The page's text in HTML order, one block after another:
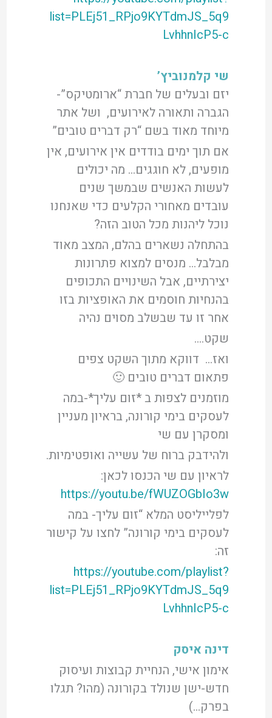
list=PLEj51_RPjo9KYTdmJS_5q9
LvhhnIcP5-c
שי קלמנוביץ’
יזם ובעלים של חברת “ארומטיקס”-
הגברה ותאורה לאירועים, ושל אתר
מיוחד מאוד בשם “רק דברים טובים”
אם תוך ימים בודדים אין אירועים, אין
מופעים, לא חוגגים… מה יכולים
לעשות האנשים שבמשך שנים
עובדים מאחורי הקלעים כדי שאנחנו
נוכל ליהנות מכל הטוב הזה?
בהתחלה נשארים בהלם, המצב מאוד
מבלבל… מנסים למצוא פתרונות
יצירתיים, אבל השינויים התכופים
בהנחיות חוסמים את האופציות בזו
אחר זו עד שבשלב מסוים נהיה
שקט….
ואז… דווקא מתוך השקט צפים
פתאום דברים טובים 🙂
מוזמנים לצפות ב *זום עליך*-במה
לעסקים בימי קורונה, בראיון מעניין
ומסקרן עם שי
ולהידבק ברוח של עשייה ואופטימיות.
לראיון עם שי הכנסו לכאן:
https://youtu.be/fWUZOGbIo3w
לפלייליסט המלא “זום עליך- במה
לעסקים בימי קורונה” לחצו על קישור
זה:
https://youtube.com/playlist?
list=PLEj51_RPjo9KYTdmJS_5q9
LvhhnIcP5-c
דינה איסק
אימון אישי, הנחיית קבוצות ועיסוק
חדש-ישן שנולד בקורונה (מהו? תגלו
בפרק…)